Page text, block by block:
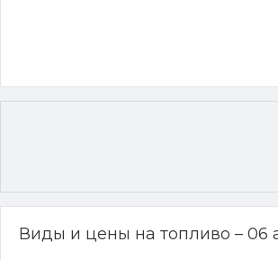
Виды и цены на топливо – 06